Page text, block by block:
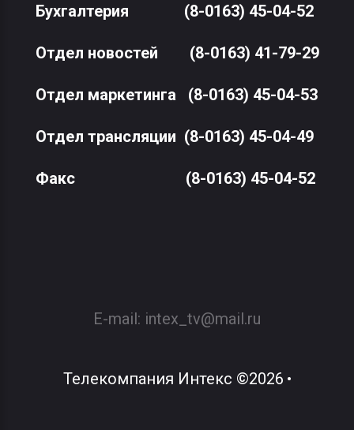
Бухгалтерия (8-0163) 45-04-52
Отдел новостей (8-0163) 41-79-29
Отдел маркетинга (8-0163) 45-04-53
Отдел трансляции (8-0163) 45-04-49
Факс(8-0163) 45-04-52
E-mail: intex_tv@mail.ru
Телекомпания Интекс ©2026